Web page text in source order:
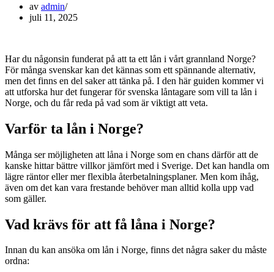
av admin
juli 11, 2025
Har du någonsin funderat på att ta ett lån i vårt grannland Norge?
För många svenskar kan det kännas som ett spännande alternativ,
men det finns en del saker att tänka på. I den här guiden kommer vi
att utforska hur det fungerar för svenska låntagare som vill ta lån i
Norge, och du får reda på vad som är viktigt att veta.
Varför ta lån i Norge?
Många ser möjligheten att låna i Norge som en chans därför att de
kanske hittar bättre villkor jämfört med i Sverige. Det kan handla om
lägre räntor eller mer flexibla återbetalningsplaner. Men kom ihåg,
även om det kan vara frestande behöver man alltid kolla upp vad
som gäller.
Vad krävs för att få låna i Norge?
Innan du kan ansöka om lån i Norge, finns det några saker du måste
ordna: